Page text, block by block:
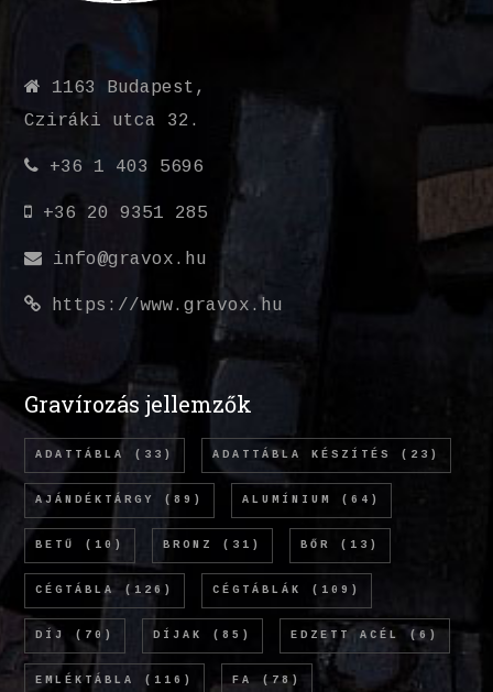
1163 Budapest,
Cziráki utca 32.
+36 1 403 5696
+36 20 9351 285
info@gravox.hu
https://www.gravox.hu
Gravírozás jellemzők
ADATTÁBLA (33) ADATTÁBLA KÉSZÍTÉS (23)
AJÁNDÉKTÁRGY (89) ALUMÍNIUM (64)
BETŰ (10) BRONZ (31) BŐR (13)
CÉGTÁBLA (126) CÉGTÁBLÁK (109)
DÍJ (70) DÍJAK (85) EDZETT ACÉL (6)
EMLÉKTÁBLA (116) FA (78)